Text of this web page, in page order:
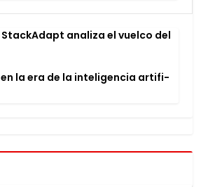
Stac­kA­dapt ana­li­za el vuel­co del
en la era de la inte­li­gen­cia arti­fi­